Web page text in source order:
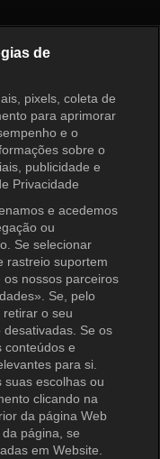
de
pixels, coleta de
para aprimorar
e o
sobre o
publicidade e
Privacidade
e acedemos
ou
Se selecionar
rastreio suportem
nossos parceiros
Se, pelo
o seu
Se os
conteúdos e
para si.
suas escolhas ou
clicando na
da página Web
página, se
em Website.